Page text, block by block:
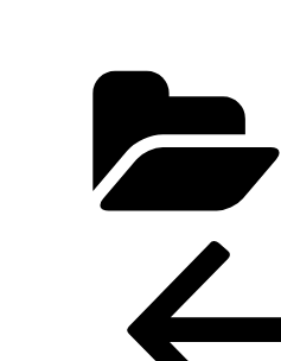
Beitragsnavigation